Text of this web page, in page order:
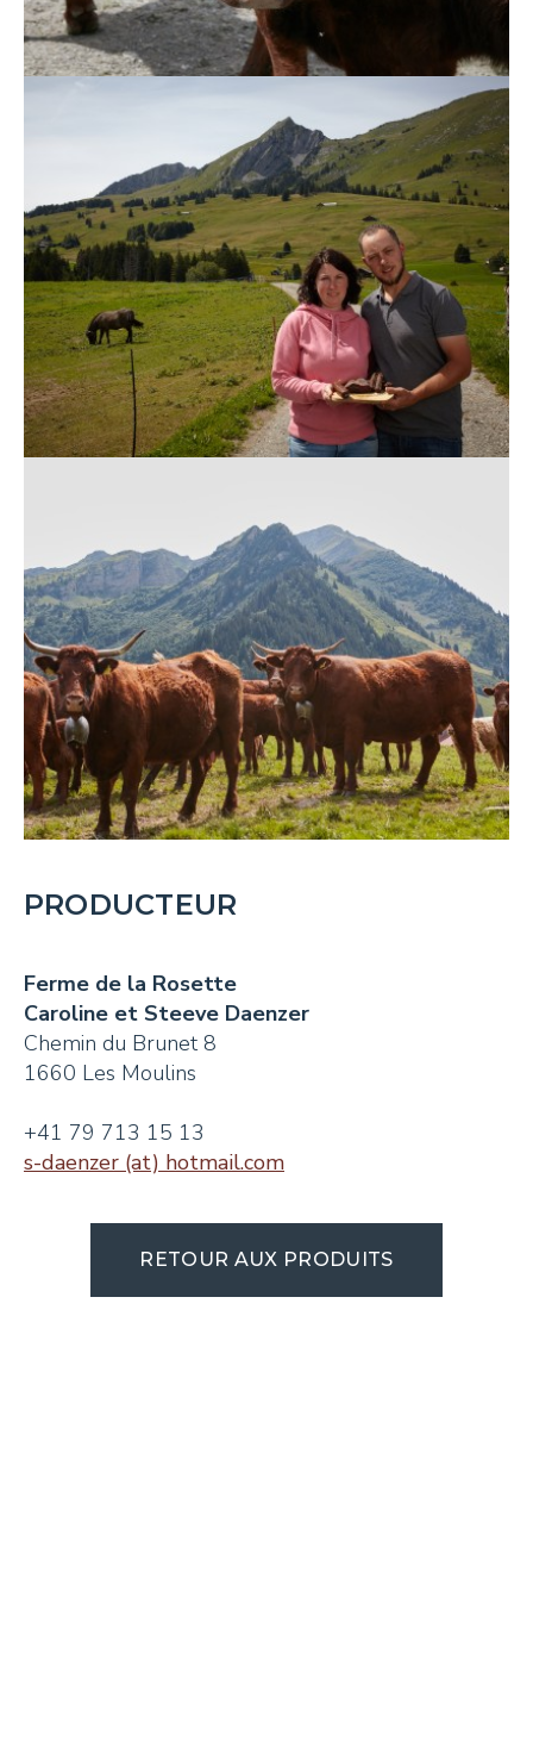
RETOUR AUX PRODUITS
PRODUCTEUR
Ferme de la Rosette
Caroline et Steeve Daenzer
Chemin du Brunet 8
1660 Les Moulins
+41 79 713 15 13
s-daenzer (at) hotmail.com